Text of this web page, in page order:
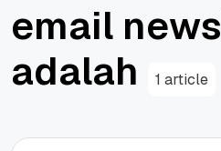
email news
adalah 1 article